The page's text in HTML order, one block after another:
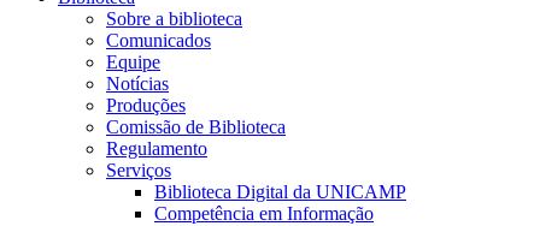
Sobre a biblioteca
Comunicados
Equipe
Notícias
Produções
Comissão de Biblioteca
Regulamento
Serviços
Biblioteca Digital da UNICAMP
Competência em Informação